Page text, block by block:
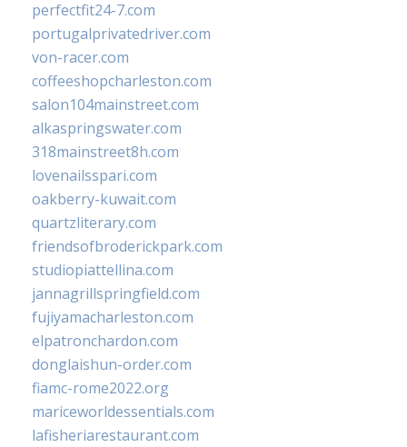
perfectfit24-7.com
portugalprivatedriver.com
von-racer.com
coffeeshopcharleston.com
salon104mainstreet.com
alkaspringswater.com
318mainstreet8h.com
lovenailsspari.com
oakberry-kuwait.com
quartzliterary.com
friendsofbroderickpark.com
studiopiattellina.com
jannagrillspringfield.com
fujiyamacharleston.com
elpatronchardon.com
donglaishun-order.com
fiamc-rome2022.org
mariceworldessentials.com
lafisheriarestaurant.com